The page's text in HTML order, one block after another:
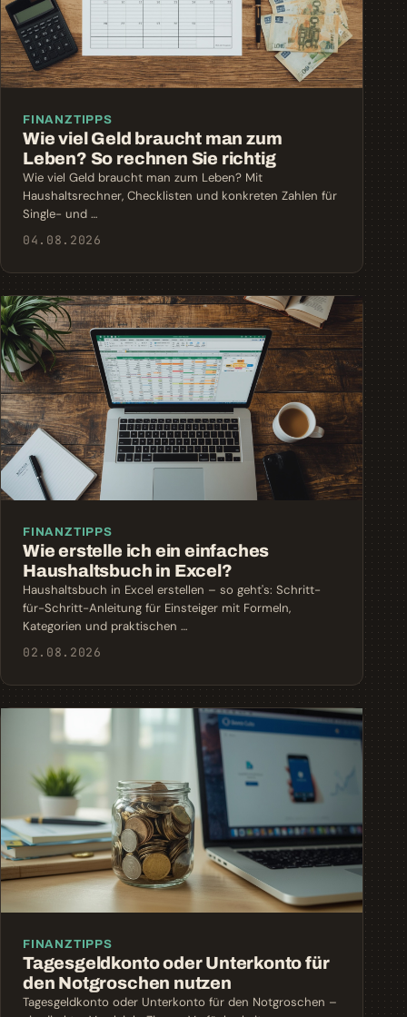
FINANZTIPPS
Wie viel Geld braucht man zum
Leben? So rechnen Sie richtig
Wie viel Geld braucht man zum Leben? Mit
Haushaltsrechner, Checklisten und konkreten Zahlen für
Single- und …
04.08.2026
FINANZTIPPS
Wie erstelle ich ein einfaches
Haushaltsbuch in Excel?
Haushaltsbuch in Excel erstellen – so geht's: Schritt-
für-Schritt-Anleitung für Einsteiger mit Formeln,
Kategorien und praktischen …
02.08.2026
FINANZTIPPS
Tagesgeldkonto oder Unterkonto für
den Notgroschen nutzen
Tagesgeldkonto oder Unterkonto für den Notgroschen –